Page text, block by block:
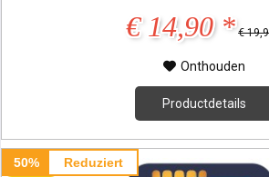
€ 14,90 * €
Onthouden
Productdetails
50%
Reduziert